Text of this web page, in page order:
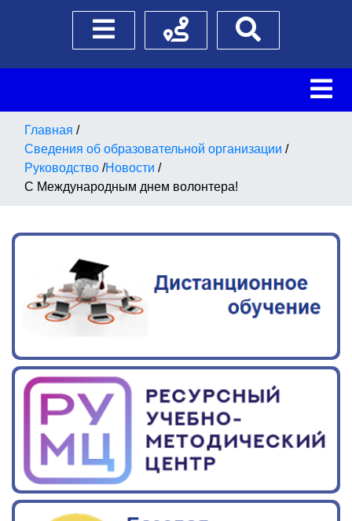
Боковое менюСхема проезда
Главная /
Сведения об образовательной организации /
Руководство /Новости /
С Международным днем волонтера!